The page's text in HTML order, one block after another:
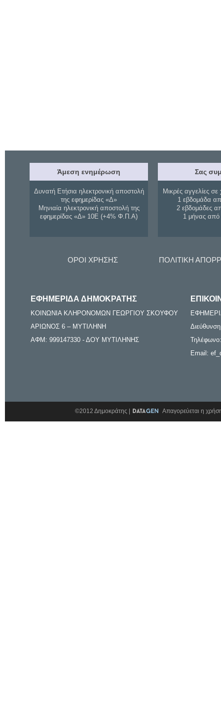
Άμεση ενημέρωση
Δυνατή Ετήσια ηλεκτρονική αποστολή
της εφημερίδας «Δ»
Μηνιαία ηλεκτρονική αποστολή της
εφημερίδας «Δ» 10Ε (+4% Φ.Π.Α)
Σας
Μικρές αγγελίες σε
1 εβδομάδα
2 εβδομάδες
1 μήνας
ΟΡΟΙ ΧΡΗΣΗΣ ΠΟΛΙΤΙΚΗ
ΕΦΗΜΕΡΙΔΑ ΔΗΜΟΚΡΑΤΗΣ
ΚΟΙΝΩΝΙΑ ΚΛΗΡΟΝΟΜΩΝ ΓΕΩΡΓΙΟΥ ΣΚΟΥΦΟΥ
ΑΡΙΩΝΟΣ 6 – ΜΥΤΙΛΗΝΗ
ΑΦΜ: 999147330 - ΔΟΥ ΜΥΤΙΛΗΝΗΣ
Email:
©2012 Δημοκράτης | Απαγορεύεται η